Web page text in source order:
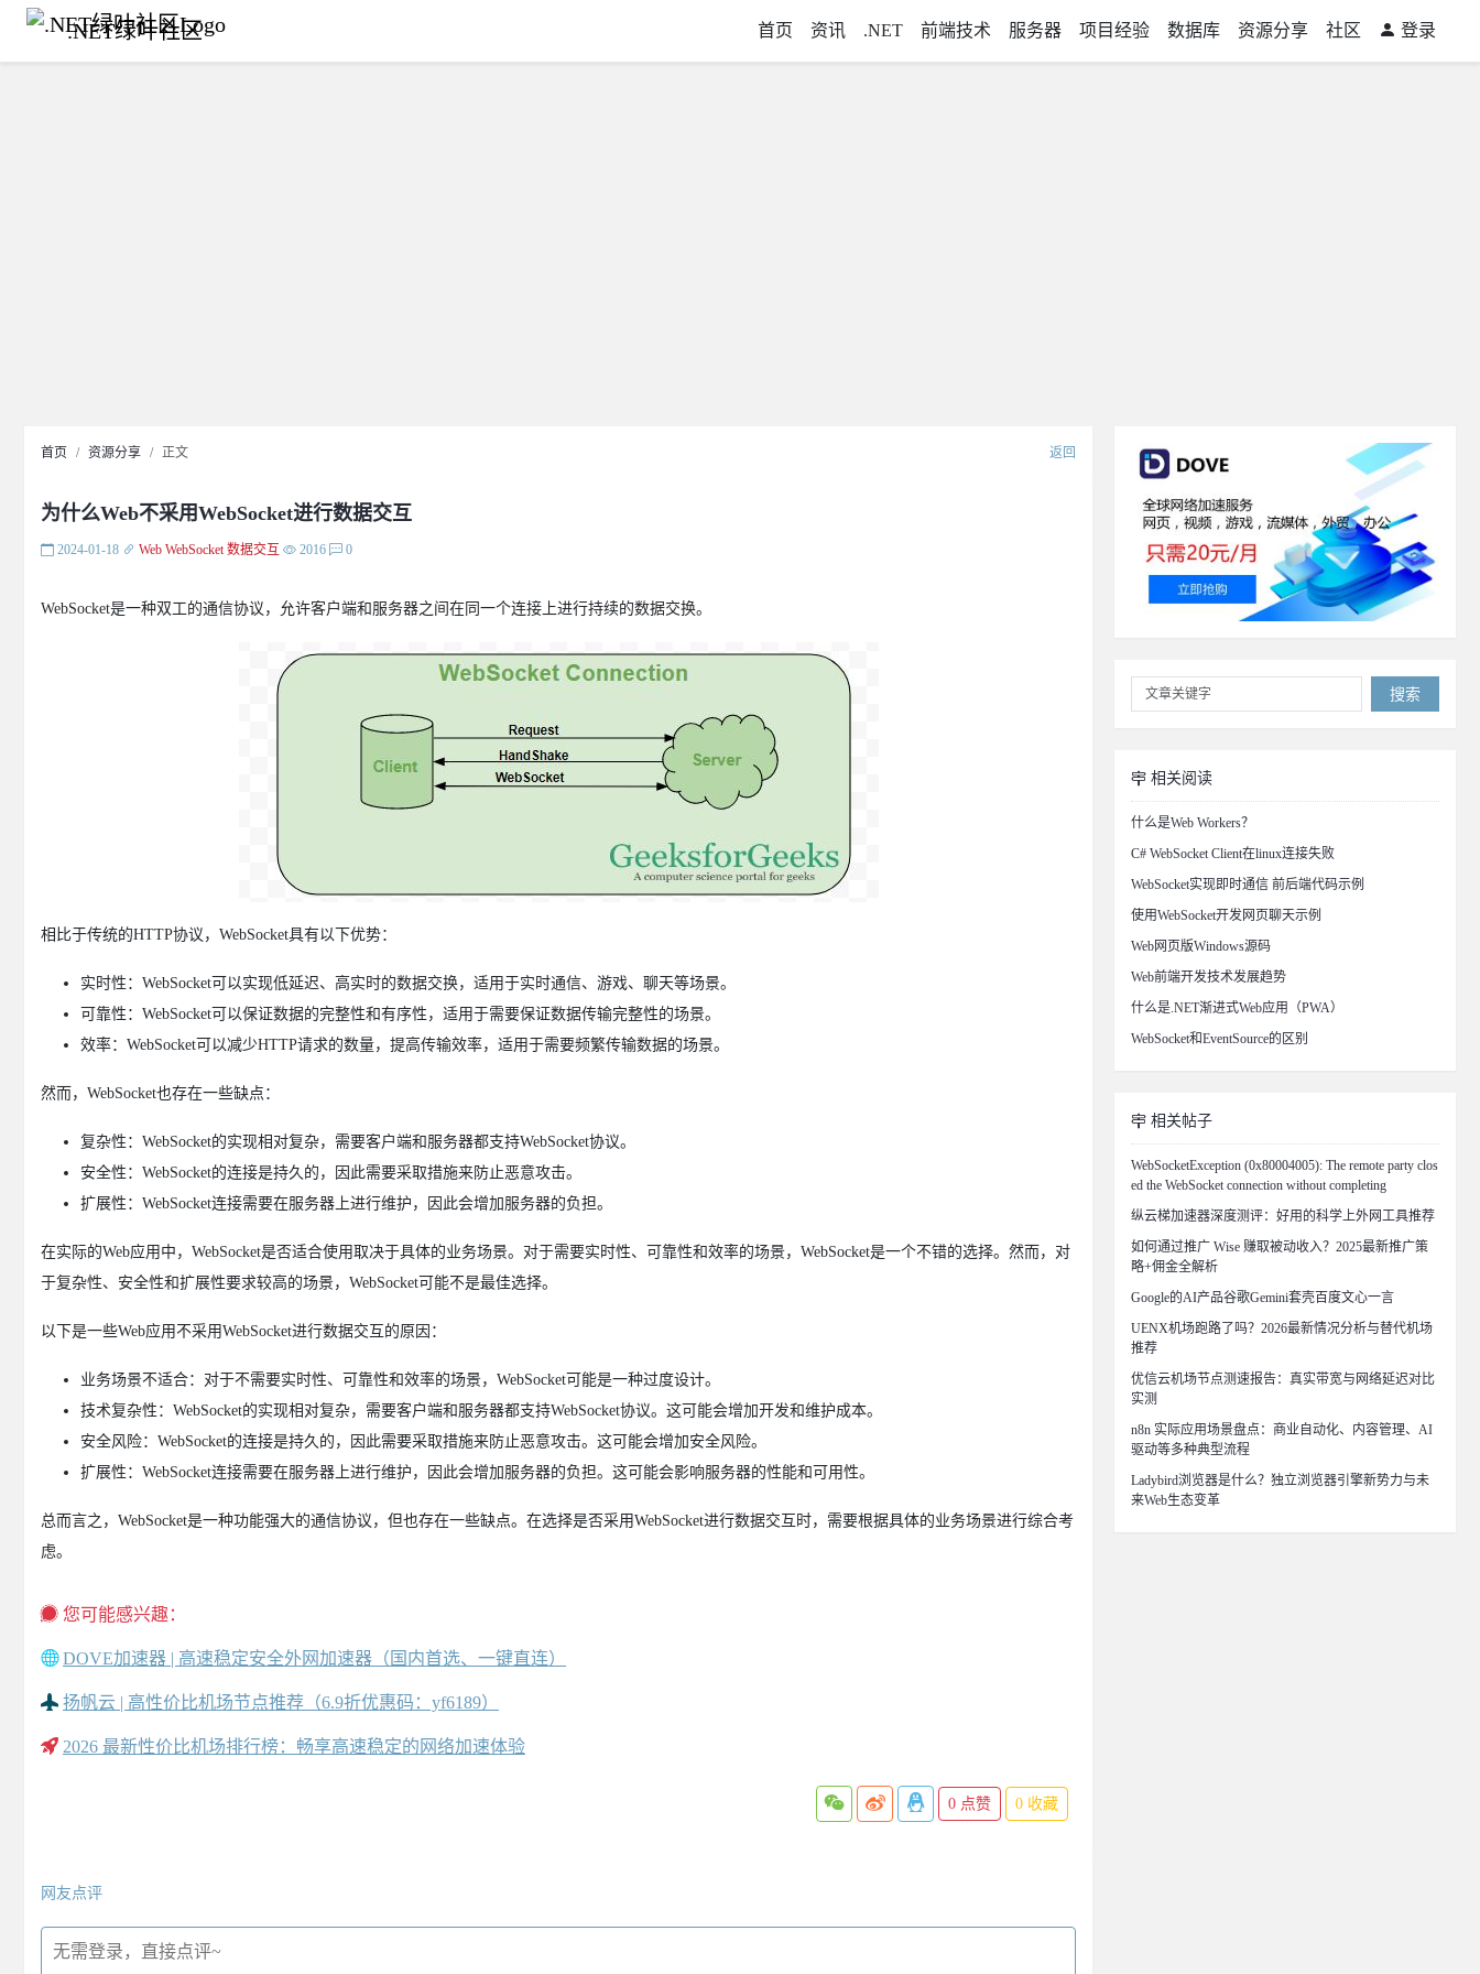
.NET绿叶社区 首页 资讯 .NET 前端技术 服务器 项目经验 数据库 资源分享 社区 登录
首页 资源分享 正文 返回
为什么Web不采用WebSocket进行数据交互
2024-01-18 Web WebSocket 数据交互 2016 0
WebSocket是一种双工的通信协议，允许客户端和服务器之间在同一个连接上进行持续的数据交换。
相比于传统的HTTP协议，WebSocket具有以下优势：
实时性：WebSocket可以实现低延迟、高实时的数据交换，适用于实时通信、游戏、聊天等场景。
可靠性：WebSocket可以保证数据的完整性和有序性，适用于需要保证数据传输完整性的场景。
效率：WebSocket可以减少HTTP请求的数量，提高传输效率，适用于需要频繁传输数据的场景。
然而，WebSocket也存在一些缺点：
复杂性：WebSocket的实现相对复杂，需要客户端和服务器都支持WebSocket协议。
安全性：WebSocket的连接是持久的，因此需要采取措施来防止恶意攻击。
扩展性：WebSocket连接需要在服务器上进行维护，因此会增加服务器的负担。
在实际的Web应用中，WebSocket是否适合使用取决于具体的业务场景。对于需要实时性、可靠性和效率的场景，WebSocket是一个不错的选择。然而，对
于复杂性、安全性和扩展性要求较高的场景，WebSocket可能不是最佳选择。
以下是一些Web应用不采用WebSocket进行数据交互的原因：
业务场景不适合：对于不需要实时性、可靠性和效率的场景，WebSocket可能是一种过度设计。
技术复杂性：WebSocket的实现相对复杂，需要客户端和服务器都支持WebSocket协议。这可能会增加开发和维护成本。
安全风险：WebSocket的连接是持久的，因此需要采取措施来防止恶意攻击。这可能会增加安全风险。
扩展性：WebSocket连接需要在服务器上进行维护，因此会增加服务器的负担。这可能会影响服务器的性能和可用性。
总而言之，WebSocket是一种功能强大的通信协议，但也存在一些缺点。在选择是否采用WebSocket进行数据交互时，需要根据具体的业务场景进行综合考
虑。
您可能感兴趣：
DOVE加速器 | 高速稳定安全外网加速器（国内首选、一键直连）
扬帆云 | 高性价比机场节点推荐（6.9折优惠码：yf6189）
2026 最新性价比机场排行榜：畅享高速稳定的网络加速体验
0 点赞 0 收藏
网友点评
搜索
相关阅读
什么是Web Workers？
C# WebSocket Client在linux连接失败
WebSocket实现即时通信 前后端代码示例
使用WebSocket开发网页聊天示例
Web网页版Windows源码
Web前端开发技术发展趋势
什么是.NET渐进式Web应用（PWA）
WebSocket和EventSource的区别
相关帖子
WebSocketException (0x80004005): The remote party clos
ed the WebSocket connection without completing
纵云梯加速器深度测评：好用的科学上外网工具推荐
如何通过推广 Wise 赚取被动收入？2025最新推广策
略+佣金全解析
Google的AI产品谷歌Gemini套壳百度文心一言
UENX机场跑路了吗？2026最新情况分析与替代机场
推荐
优信云机场节点测速报告：真实带宽与网络延迟对比
实测
n8n 实际应用场景盘点：商业自动化、内容管理、AI
驱动等多种典型流程
Ladybird浏览器是什么？独立浏览器引擎新势力与未
来Web生态变革